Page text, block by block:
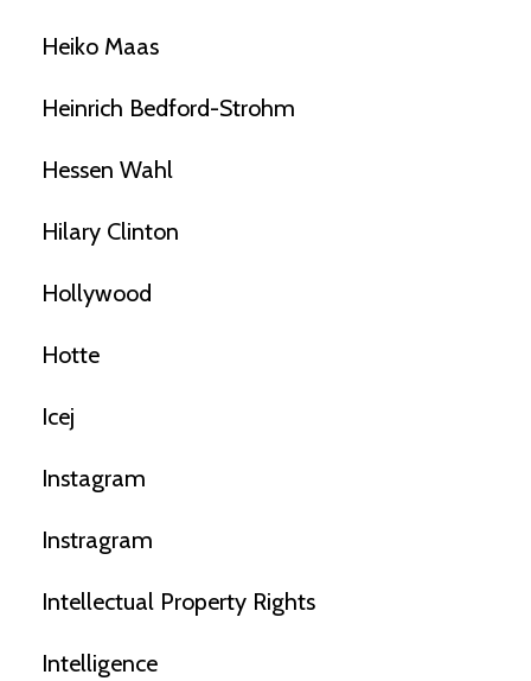
Heiko Maas
Heinrich Bedford-Strohm
Hessen Wahl
Hilary Clinton
Hollywood
Hotte
Icej
Instagram
Instragram
Intellectual Property Rights
Intelligence